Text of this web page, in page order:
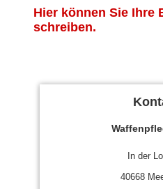
Hier können Sie Ihre
schreiben.
In der
40668